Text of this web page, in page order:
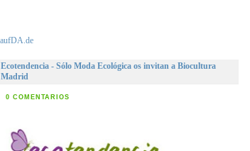
Ecotendencia - Sólo Moda Ecológica os invitan a Biocultura
Madrid
0 COMENTARIOS